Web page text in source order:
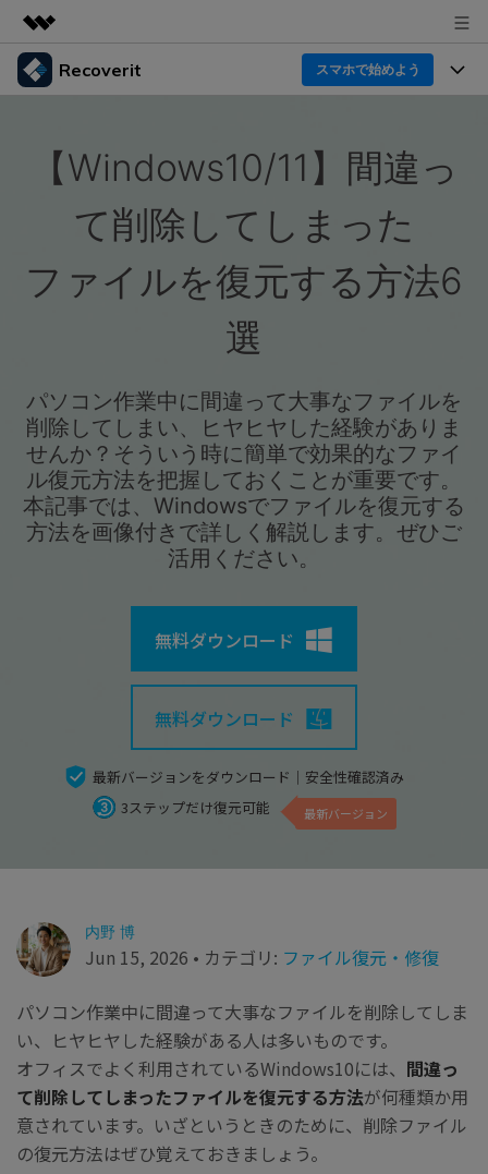
製品
企業情報
プラン＆価格
サポート
Recoverit スマホで始めよう
Recoverit for Windows
Windowsデータ復元ならRecoverit！確実な復元技術と
スマホで始めよう
Recoverit for Mac
AI
Macの大切なデータを制限なく完全復元
スマホで始めよう
スマホで始めよう
関連製品（データ修復/ バックアップ）
Repairit - データ修復
機能一覧
ドライブから復元
削除されたメディアを復元
独自の復元ソリューション 新着
データ損失のシナリオ
すべての機能を確認
データ復元事例
データ復元
パソコン復元
その他の復元
詳しくは
Recoveritとは
カスタマーストーリー
人気内容
Recoveritをよりよく活用
ログイン
search
スマホで始めよう
【Windows10/11】間違っ
て削除してしまった
ファイルを復元する方法6
選
パソコン作業中に間違って大事なファイルを
削除してしまい、ヒヤヒヤした経験がありま
せんか？そういう時に簡単で効果的なファイ
ル復元方法を把握しておくことが重要です。
本記事では、Windowsでファイルを復元する
方法を画像付きで詳しく解説します。ぜひご
活用ください。
無料ダウンロード
無料ダウンロード
最新バージョンをダウンロード｜安全性確認済み
3ステップだけ復元可能
最新バージョン
内野 博
Jun 15, 2026 • カテゴリ: ファイル復元・修復
パソコン作業中に間違って大事なファイルを削除してしま
い、ヒヤヒヤした経験がある人は多いものです。
オフィスでよく利用されているWindows10には、 間違っ
て削除してしまったファイルを復元する方法が何種類か用
意されています。いざというときのために、削除ファイル
の復元方法はぜひ覚えておきましょう。